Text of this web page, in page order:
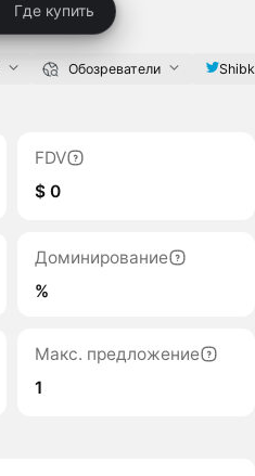
Где купить
Обозреватели
FDV
$ 0
Доминирование
%
Макс. предложение
1